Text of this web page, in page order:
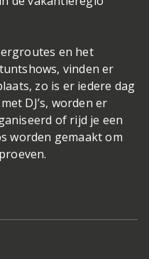
en het
vinden er
zo is er iedere dag
DJ’s, worden er
of rijd je een
worden gemaakt om